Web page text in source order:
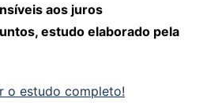
aos juros
estudo elaborado pela
o estudo completo!